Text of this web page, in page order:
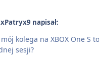
napisał:
kolega na XBOX One S
sesji?